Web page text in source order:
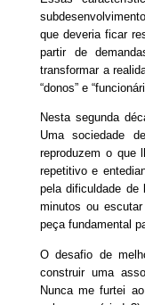
que deveria ficar
partir de
transformar a
“donos” e
Nesta segunda
Uma sociedade
reproduzem o que
repetitivo e
pela dificuldade
minutos ou
peça fundamental
O desafio de
construir uma
Nunca me furtei